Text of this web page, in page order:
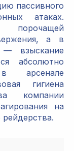
пассивного
атаках.
а в
— взыскание
абсолютно
арсенале
гигиена
компании
на